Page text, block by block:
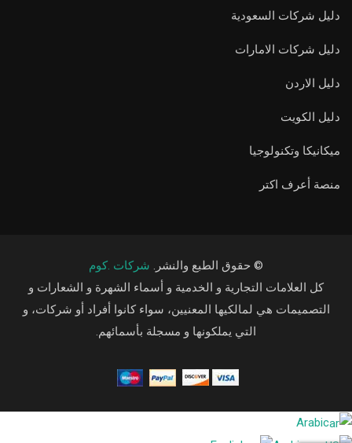
دليل شركات السعودية
دليل شركات الامارات
دليل الاردن
دليل الكويت
ميكانيكا وتكنولوجيا
منصة أعرف اكتر
© حقوق الطبع والنشر. شركات .كوم
كل العلامات التجارية و الخدمية و أسماء الشهرة و الشعارات و
التصميمات هي لمالكيها المعنيين، سواء كانوا أفراد أو شركات، و
التي يملكونها و مسجلة بأسمائهم.
Arabic